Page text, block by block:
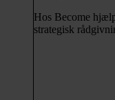
Hos Become
strategisk